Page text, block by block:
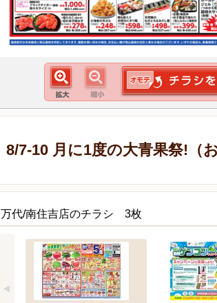
8/7-10 月に1度の大青果祭!（お
万代/南住吉店のチラシ 3枚